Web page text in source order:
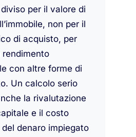
per il valore di
non per il
di acquisto, per
con altre forme di
Un calcolo serio
la rivalutazione
e il costo
denaro impiegato